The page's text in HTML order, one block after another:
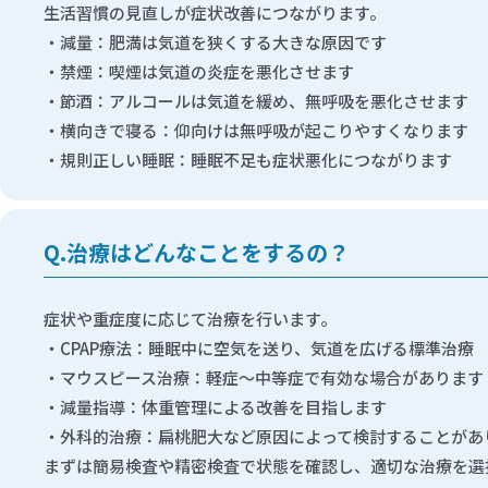
生活習慣の見直しが症状改善につながります。
減量：肥満は気道を狭くする大きな原因です
禁煙：喫煙は気道の炎症を悪化させます
節酒：アルコールは気道を緩め、無呼吸を悪化させます
横向きで寝る：仰向けは無呼吸が起こりやすくなります
規則正しい睡眠：睡眠不足も症状悪化につながります
治療はどんなことをするの？
症状や重症度に応じて治療を行います。
CPAP療法：睡眠中に空気を送り、気道を広げる標準治療
マウスピース治療：軽症〜中等症で有効な場合があります
減量指導：体重管理による改善を目指します
外科的治療：扁桃肥大など原因によって検討することがあ
まずは簡易検査や精密検査で状態を確認し、適切な治療を選